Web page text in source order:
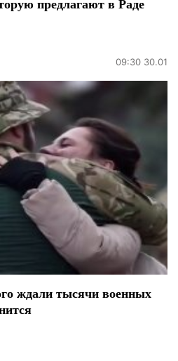
предлагают в Раде
09:30 30.01
ждали тысячи военных